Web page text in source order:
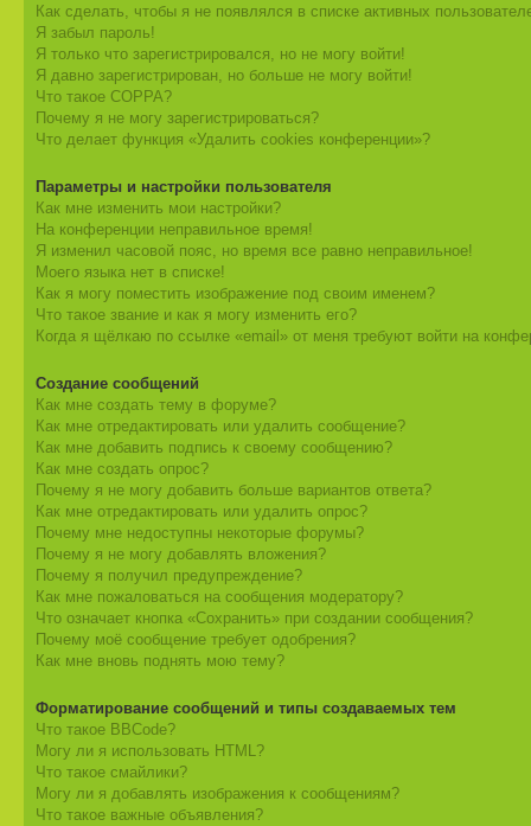
Как сделать, чтобы я не появлялся в списке активных
Я забыл пароль!
Я только что зарегистрировался, но не могу войти!
Я давно зарегистрирован, но больше не могу войти!
Что такое COPPA?
Почему я не могу зарегистрироваться?
Что делает функция «Удалить cookies конференции»?
Параметры и настройки пользователя
Как мне изменить мои настройки?
На конференции неправильное время!
Я изменил часовой пояс, но время все равно неправильное!
Моего языка нет в списке!
Как я могу поместить изображение под своим именем?
Что такое звание и как я могу изменить его?
Когда я щёлкаю по ссылке «email» от меня требуют войти на
Создание сообщений
Как мне создать тему в форуме?
Как мне отредактировать или удалить сообщение?
Как мне добавить подпись к своему сообщению?
Как мне создать опрос?
Почему я не могу добавить больше вариантов ответа?
Как мне отредактировать или удалить опрос?
Почему мне недоступны некоторые форумы?
Почему я не могу добавлять вложения?
Почему я получил предупреждение?
Как мне пожаловаться на сообщения модератору?
Что означает кнопка «Сохранить» при создании сообщения?
Почему моё сообщение требует одобрения?
Как мне вновь поднять мою тему?
Форматирование сообщений и типы создаваемых тем
Что такое BBCode?
Могу ли я использовать HTML?
Что такое смайлики?
Могу ли я добавлять изображения к сообщениям?
Что такое важные объявления?